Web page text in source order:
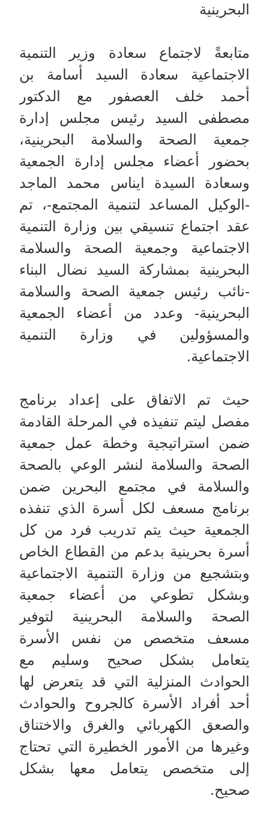
البحرينية
متابعةً لاجتماع سعادة وزير التنمية
الاجتماعية سعادة السيد أسامة بن
أحمد خلف العصفور مع الدكتور
مصطفى السيد رئيس مجلس إدارة
جمعية الصحة والسلامة البحرينية،
بحضور أعضاء مجلس إدارة الجمعية
وسعادة السيدة ايناس محمد الماجد
-الوكيل المساعد لتنمية المجتمع-، تم
عقد اجتماع تنسيقي بين وزارة التنمية
الاجتماعية وجمعية الصحة والسلامة
البحرينية بمشاركة السيد نضال البناء
-نائب رئيس جمعية الصحة والسلامة
البحرينية- وعدد من أعضاء الجمعية
والمسؤولين في وزارة التنمية
الاجتماعية.
حيث تم الاتفاق على إعداد برنامج
مفصل ليتم تنفيذه في المرحلة القادمة
ضمن استراتيجية وخطة عمل جمعية
الصحة والسلامة لنشر الوعي بالصحة
والسلامة في مجتمع البحرين ضمن
برنامج مسعف لكل أسرة الذي تنفذه
الجمعية حيث يتم تدريب فرد من كل
أسرة بحرينية بدعم من القطاع الخاص
وبتشجيع من وزارة التنمية الاجتماعية
وبشكل تطوعي من أعضاء جمعية
الصحة والسلامة البحرينية لتوفير
مسعف متخصص من نفس الأسرة
يتعامل بشكل صحيح وسليم مع
الحوادث المنزلية التي قد يتعرض لها
أحد أفراد الأسرة كالجروح والحوادث
والصعق الكهربائي والغرق والاختناق
وغيرها من الأمور الخطيرة التي تحتاج
إلى متخصص يتعامل معها بشكل
صحيح.